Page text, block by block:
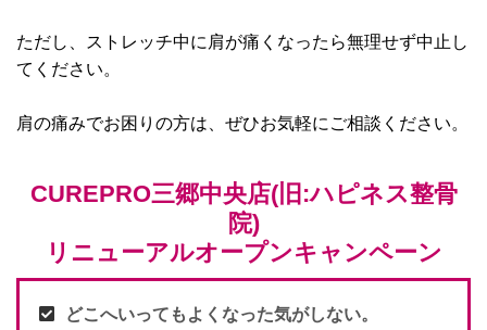
ただし、ストレッチ中に肩が痛くなったら無理せず中止し
てください。
肩の痛みでお困りの方は、ぜひお気軽にご相談ください。
CUREPRO三郷中央店(旧:ハピネス整骨
院)
リニューアルオープンキャンペーン
どこへいってもよくなった気がしない。